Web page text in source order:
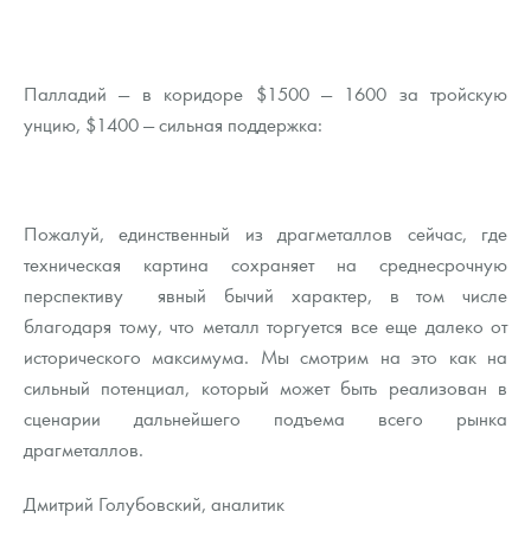
Палладий — в коридоре $1500 — 1600 за тройскую
унцию, $1400 — сильная поддержка:
Пожалуй, единственный из драгметаллов сейчас, где
техническая картина сохраняет на среднесрочную
перспективу явный бычий характер, в том числе
благодаря тому, что металл торгуется все еще далеко от
исторического максимума. Мы смотрим на это как на
сильный потенциал, который может быть реализован в
сценарии дальнейшего подъема всего рынка
драгметаллов.
Дмитрий Голубовский, аналитик